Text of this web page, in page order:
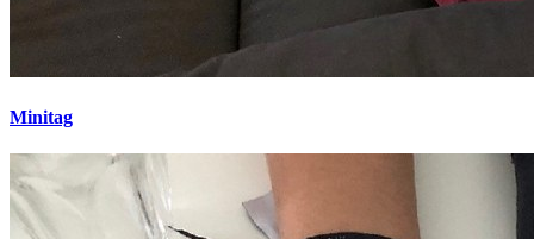
Minitag